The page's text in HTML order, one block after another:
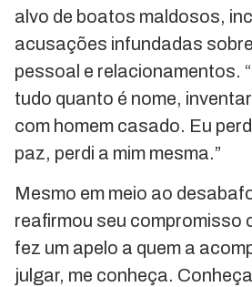
alvo de boatos maldosos,
acusações infundadas
pessoal e relacionamentos.
tudo quanto é nome,
com homem casado. Eu
paz, perdi a mim mesma.”
Mesmo em meio ao
reafirmou seu compromisso
fez um apelo a quem a
julgar, me conheça.